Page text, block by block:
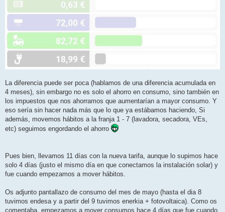
La diferencia puede ser poca (hablamos de una diferencia acumulada en
4 meses), sin embargo no es solo el ahorro en consumo, sino también en
los impuestos que nos ahorramos que aumentarían a mayor consumo. Y
eso sería sin hacer nada más que lo que ya estábamos haciendo, Si
además, movemos hábitos a la franja 1 - 7 (lavadora, secadora, VEs,
etc) seguimos engordando el ahorro
Pues bien, llevamos 11 días con la nueva tarifa, aunque lo supimos hace
solo 4 días (justo el mismo día en que conectamos la instalación solar) y
fue cuando empezamos a mover hábitos.
Os adjunto pantallazo de consumo del mes de mayo (hasta el dia 8
tuvimos endesa y a partir del 9 tuvimos enerkia + fotovoltaica). Como os
comentaba, empezamos a mover consumos hace 4 días que fue cuando